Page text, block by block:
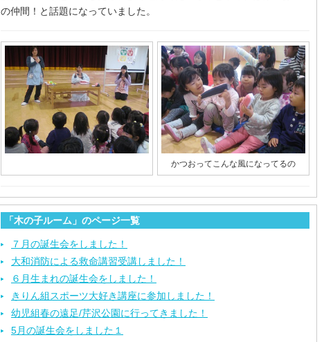
の仲間！と話題になっていました。
かつおってこんな風になってるの
「木の子ルーム」のページ一覧
７月の誕生会をしました！
大和消防による救命講習受講しました！
６月生まれの誕生会をしました！
きりん組スポーツ大好き講座に参加しました！
幼児組春の遠足/芹沢公園に行ってきました！
5月の誕生会をしました１